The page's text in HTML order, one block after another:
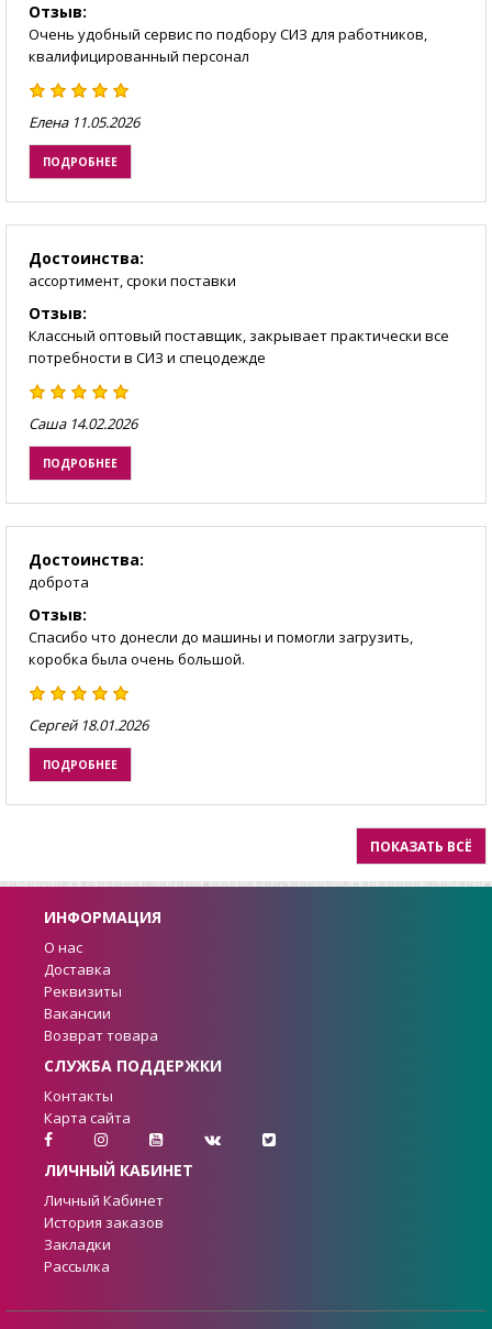
Отзыв:
Очень удобный сервис по подбору СИЗ для работников,
квалифицированный персонал
Елена 11.05.2026
ПОДРОБНЕЕ
Достоинства:
ассортимент, сроки поставки
Отзыв:
Классный оптовый поставщик, закрывает практически все
потребности в СИЗ и спецодежде
Саша 14.02.2026
ПОДРОБНЕЕ
Достоинства:
доброта
Отзыв:
Спасибо что донесли до машины и помогли загрузить,
коробка была очень большой.
Сергей 18.01.2026
ПОДРОБНЕЕ
ПОКАЗАТЬ ВСЁ
ИНФОРМАЦИЯ
О нас
Доставка
Реквизиты
Вакансии
Возврат товара
СЛУЖБА ПОДДЕРЖКИ
Контакты
Карта сайта
ЛИЧНЫЙ КАБИНЕТ
Личный Кабинет
История заказов
Закладки
Рассылка